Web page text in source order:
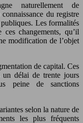
naturellement de
du registre
Les formalités
changements, qu’il
modification de l’objet
de capital. Ces
un délai de trente jours
peine de sanctions
selon la nature de
les plus fréquents